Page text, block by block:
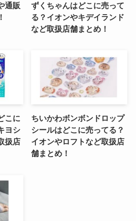
通販
ずくちゃんはどこに売って
る？イオンやキデイランド
など取扱店舗まとめ！
こに
ヨシ
扱店
ちいかわボンボンドロップ
シールはどこに売ってる？
イオンやロフトなど取扱店
舗まとめ！